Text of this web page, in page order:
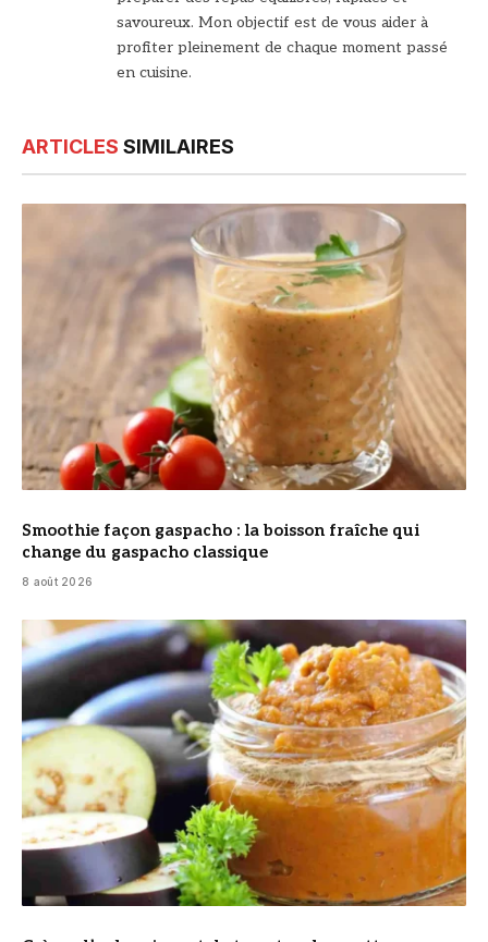
savoureux. Mon objectif est de vous aider à
profiter pleinement de chaque moment passé
en cuisine.
ARTICLES SIMILAIRES
Smoothie façon gaspacho : la boisson fraîche qui
change du gaspacho classique
8 août 2026
© DR